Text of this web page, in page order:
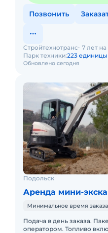
Позвонить
Обновлено сегодня
Стройтехнотранс 7 лет
Парк техники:223 единицы
Подольск
Аренда мини-
Минимальное время
Подача в день заказа.
оператором. Топливо